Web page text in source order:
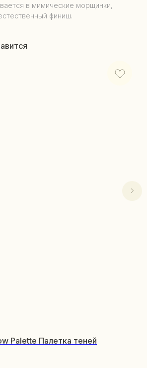
в мимические морщинки,
финиш.
Palette Палетка теней